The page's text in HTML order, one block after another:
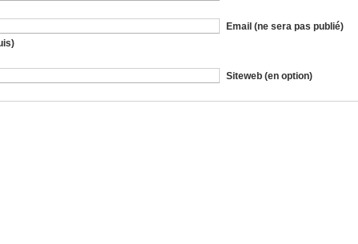
Email (ne sera pas publié)
Siteweb (en option)